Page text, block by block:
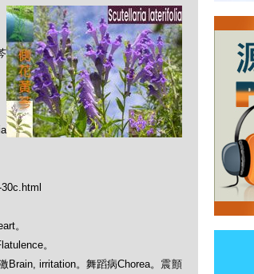
。
。
Brain, irritation。舞蹈病Chorea。震顫